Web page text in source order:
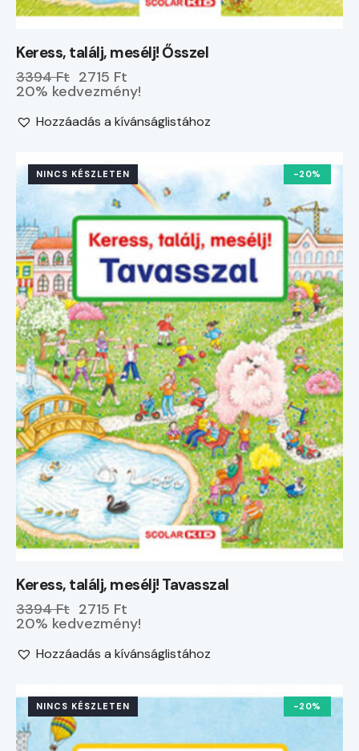
Keress, találj, mesélj! Ősszel
3394 Ft 2715 Ft
20% kedvezmény!
Hozzáadás a kívánságlistához
NINCS KÉSZLETEN -20%
Keress, találj, mesélj! Tavasszal
3394 Ft 2715 Ft
20% kedvezmény!
Hozzáadás a kívánságlistához
NINCS KÉSZLETEN -20%